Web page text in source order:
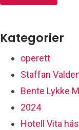
Kategorier
operett
Staffan
Bente Lykke
2024
Hotell Vita